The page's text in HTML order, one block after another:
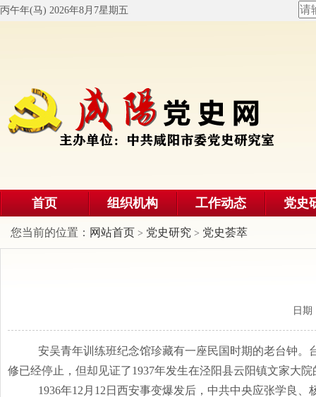
丙午年(马) 2026年8月7星期五
首页 组织机构 工作动态 党史
您当前的位置： 网站首页 > 党史研究 > 党史荟萃
日
安吴青年训练班纪念馆珍藏有一座民国时期的老台钟
修已经停止，但却见证了1937年发生在泾阳县云阳镇文家大
1936年12月12日西安事变爆发后，中共中央应张学良